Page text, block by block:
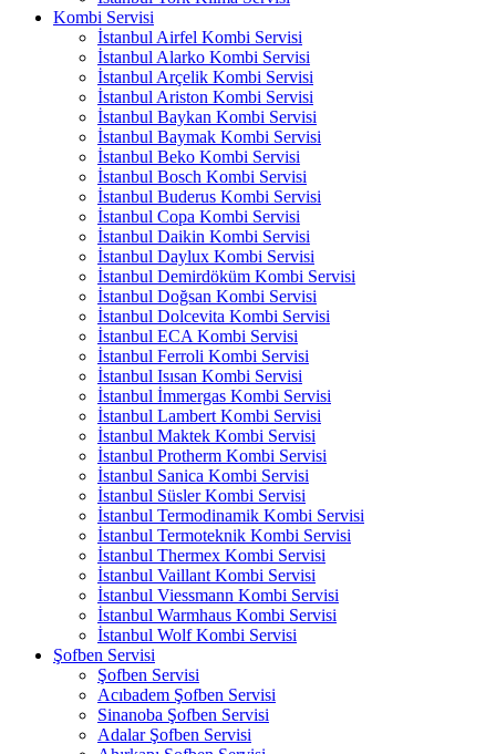
Kombi Servisi
İstanbul Airfel Kombi Servisi
İstanbul Alarko Kombi Servisi
İstanbul Arçelik Kombi Servisi
İstanbul Ariston Kombi Servisi
İstanbul Baykan Kombi Servisi
İstanbul Baymak Kombi Servisi
İstanbul Beko Kombi Servisi
İstanbul Bosch Kombi Servisi
İstanbul Buderus Kombi Servisi
İstanbul Copa Kombi Servisi
İstanbul Daikin Kombi Servisi
İstanbul Daylux Kombi Servisi
İstanbul Demirdöküm Kombi Servisi
İstanbul Doğsan Kombi Servisi
İstanbul Dolcevita Kombi Servisi
İstanbul ECA Kombi Servisi
İstanbul Ferroli Kombi Servisi
İstanbul Isısan Kombi Servisi
İstanbul İmmergas Kombi Servisi
İstanbul Lambert Kombi Servisi
İstanbul Maktek Kombi Servisi
İstanbul Protherm Kombi Servisi
İstanbul Sanica Kombi Servisi
İstanbul Süsler Kombi Servisi
İstanbul Termodinamik Kombi Servisi
İstanbul Termoteknik Kombi Servisi
İstanbul Thermex Kombi Servisi
İstanbul Vaillant Kombi Servisi
İstanbul Viessmann Kombi Servisi
İstanbul Warmhaus Kombi Servisi
İstanbul Wolf Kombi Servisi
Şofben Servisi
Şofben Servisi
Acıbadem Şofben Servisi
Sinanoba Şofben Servisi
Adalar Şofben Servisi